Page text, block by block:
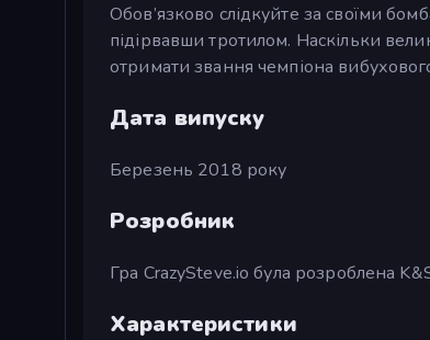
Обов’язково слідкуйте за своїми
підірвавши тротилом. Наскільки
отримати звання чемпіона
Дата випуску
Березень 2018 року
Розробник
Гра CrazySteve.io була розроблена
Характеристики